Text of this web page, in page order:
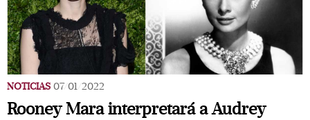
NOTICIAS 07/01/2022
Rooney Mara interpretará a Audrey